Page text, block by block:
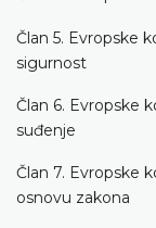
Član 5. Evropske
sigurnost
Član 6. Evropske
suđenje
Član 7. Evropske
osnovu zakona